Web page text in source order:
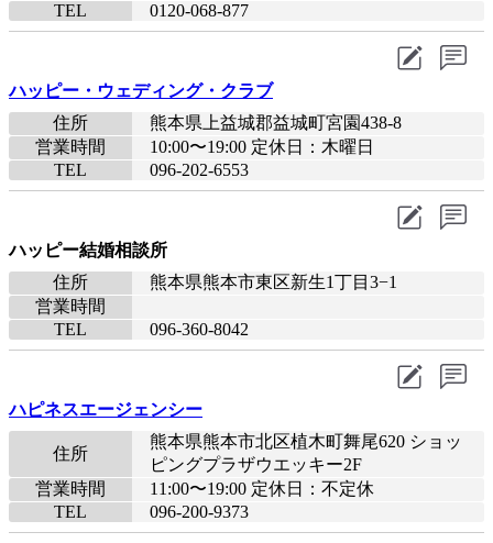
TEL
0120-068-877
ハッピー・ウェディング・クラブ
住所
熊本県上益城郡益城町宮園438-8
営業時間
10:00〜19:00 定休日：木曜日
TEL
096-202-6553
ハッピー結婚相談所
住所
熊本県熊本市東区新生1丁目3−1
営業時間
TEL
096-360-8042
ハピネスエージェンシー
住所
熊本県熊本市北区植木町舞尾620 ショッ
ピングプラザウエッキー2F
営業時間
11:00〜19:00 定休日：不定休
TEL
096-200-9373